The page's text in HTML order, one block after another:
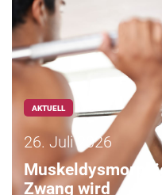
AKTUELL
26. Juli 2026
Zwang wird